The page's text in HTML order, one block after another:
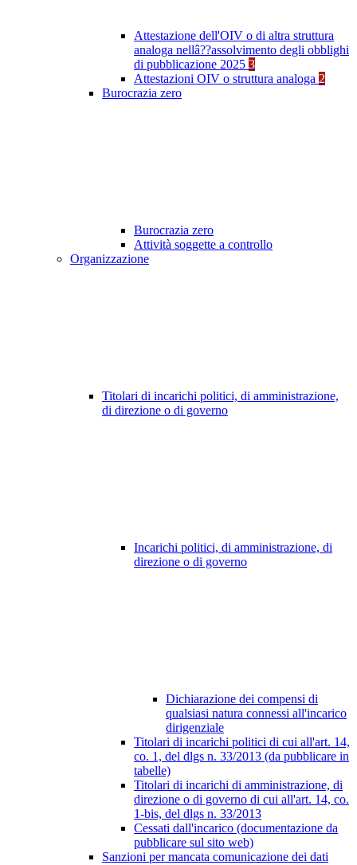
Attestazione dell'OIV o di altra struttura
analoga nellâ??assolvimento degli obblighi
di pubblicazione 2025 3
Attestazioni OIV o struttura analoga 2
Burocrazia zero
Burocrazia zero
Attività soggette a controllo
Organizzazione
Titolari di incarichi politici, di amministrazione,
di direzione o di governo
Incarichi politici, di amministrazione, di
direzione o di governo
Dichiarazione dei compensi di
qualsiasi natura connessi all'incarico
dirigenziale
Titolari di incarichi politici di cui all'art. 14,
co. 1, del dlgs n. 33/2013 (da pubblicare in
tabelle)
Titolari di incarichi di amministrazione, di
direzione o di governo di cui all'art. 14, co.
1-bis, del dlgs n. 33/2013
Cessati dall'incarico (documentazione da
pubblicare sul sito web)
Sanzioni per mancata comunicazione dei dati